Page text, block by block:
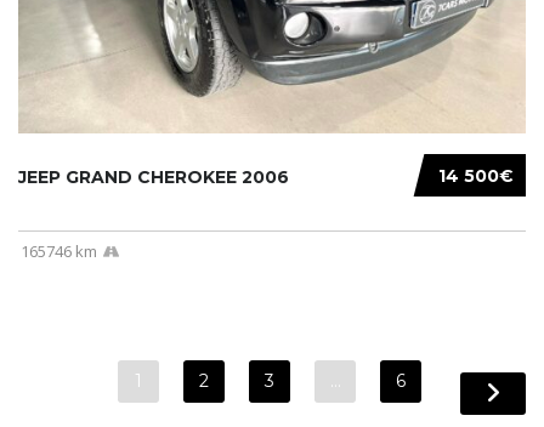
14 500€
JEEP GRAND CHEROKEE 2006
165746 km
1 2 3 … 6